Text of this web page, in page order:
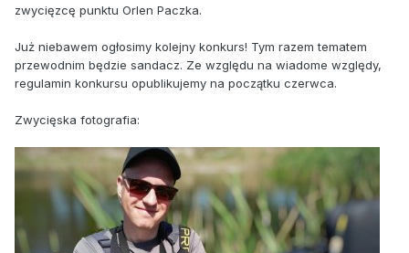
zwycięzcę punktu Orlen Paczka.
Już niebawem ogłosimy kolejny konkurs! Tym razem tematem
przewodnim będzie sandacz. Ze względu na wiadome względy,
regulamin konkursu opublikujemy na początku czerwca.
Zwycięska fotografia: